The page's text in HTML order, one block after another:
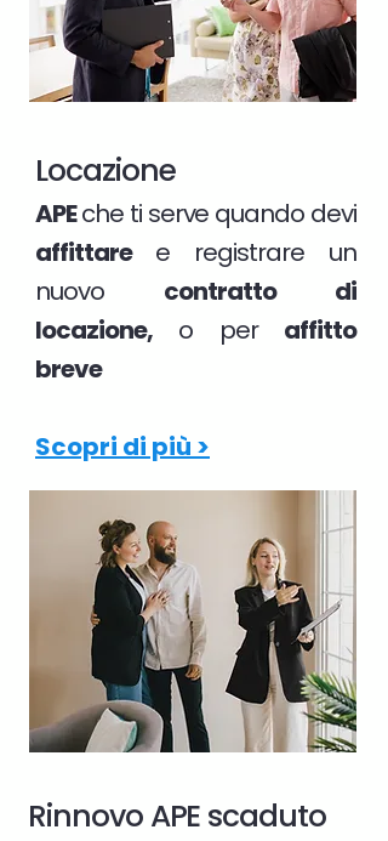
Locazione
APEche ti serve quando devi
affittare e registrare un
nuovo contratto di
locazione, o peraffitto
breve
Scopri di più >
Rinnovo APE scaduto